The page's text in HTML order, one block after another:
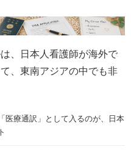
、日本人看護師が海外で
、東南アジアの中でも非
医療通訳」として入るのが、日本